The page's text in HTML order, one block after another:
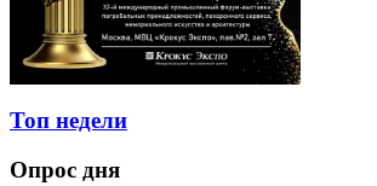
Топ недели
Опрос дня